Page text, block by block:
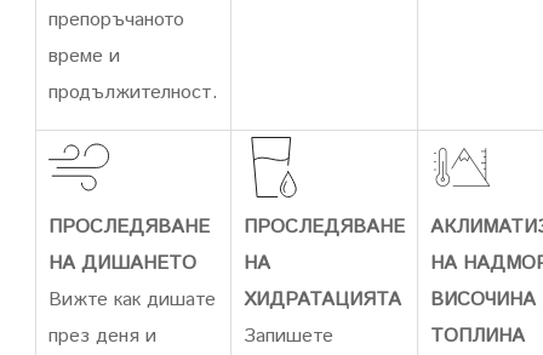
препоръчаното
време и
продължителност.
ПРОСЛЕДЯВАНЕ
НА ДИШАНЕТО
Вижте как дишате
през деня и
ПРОСЛЕДЯВАНЕ
НА
ХИДРАТАЦИЯТА
Запишете
НА
ВИСОЧИНА
ТОПЛИНА